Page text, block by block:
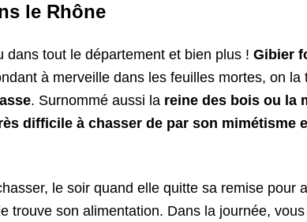
le Rhône
dans tout le département et bien plus ! Gibier
à merveille dans les feuilles mortes, on la
. Surnommé aussi la reine des bois ou la
difficile à chasser de par son mimétisme
le soir quand elle quitte sa remise pour
trouve son alimentation. Dans la journée,